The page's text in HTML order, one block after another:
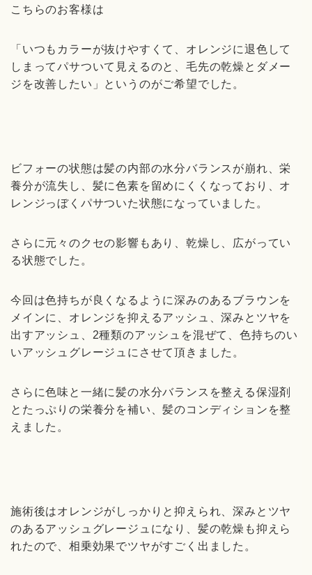
こちらのお客様は
「いつもカラーが抜けやすくて、オレンジに退色して
しまってパサついて見えるのと、毛先の乾燥とダメー
ジを改善したい」というのがご希望でした。
ビフォーの状態は髪の内部の水分バランスが崩れ、栄
養分が流失し、髪に色素を留めにくくなっており、オ
レンジっぼくパサついた状態になっていました。
さらに元々のクセの影響もあり、乾燥し、広がってい
る状態でした。
今回は色持ちが良くなるように深みのあるブラウンを
メインに、オレンジを抑えるアッシュ、深みとツヤを
出すアッシュ、 2種類のアッシュを混ぜて、色持ちのい
いアッシュグレージュにさせて頂きました。
さらに色味と一緒に髪の水分バランスを整える保湿剤
とたっぷりの栄養分を補い、髪のコンディションを整
えました。
施術後はオレンジがしっかりと抑えられ、深みとツヤ
のあるアッシュグレージュになり、髪の乾燥も抑えら
れたので、相乗効果でツヤがすごく出ました。